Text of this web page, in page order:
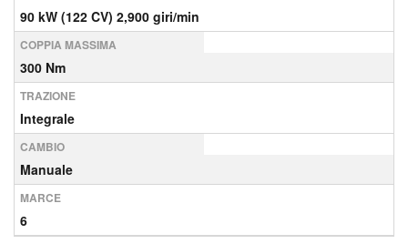
90 kW (122 CV) 2,900 giri/min
COPPIA MASSIMA
300 Nm
TRAZIONE
Integrale
CAMBIO
Manuale
MARCE
6